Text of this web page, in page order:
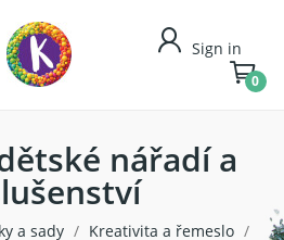
Sign in
0
nářadí a
a sady
Kreativita a řemeslo